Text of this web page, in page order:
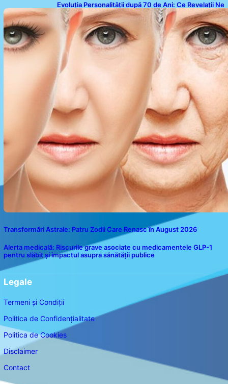
Evoluția Personalității după 70 de Ani: Ce Revelații Ne
Oferă Studiile Psihologice
Transformări Astrale: Patru Zodii Care Renasc în August 2026
Alerta medicală: Riscurile grave asociate cu medicamentele GLP-1
pentru slăbit și impactul asupra sănătății publice
Legale
Termeni și Condiții
Politica de Confidențialitate
Politica de Cookies
Disclaimer
Contact